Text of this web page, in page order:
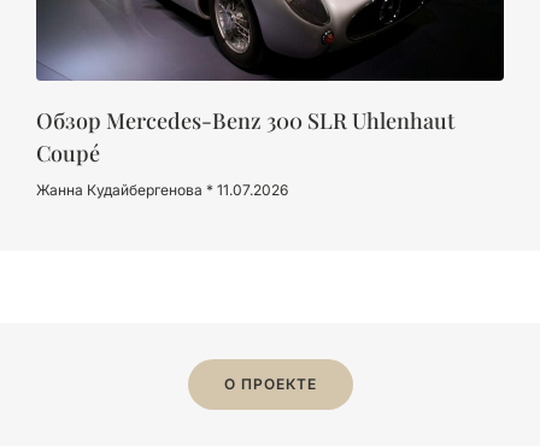
Обзор Mercedes-Benz 300 SLR Uhlenhaut
Coupé
Жанна Кудайбергенова 11.07.2026
О ПРОЕКТЕ